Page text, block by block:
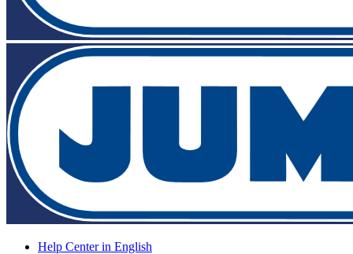
Help Center in English